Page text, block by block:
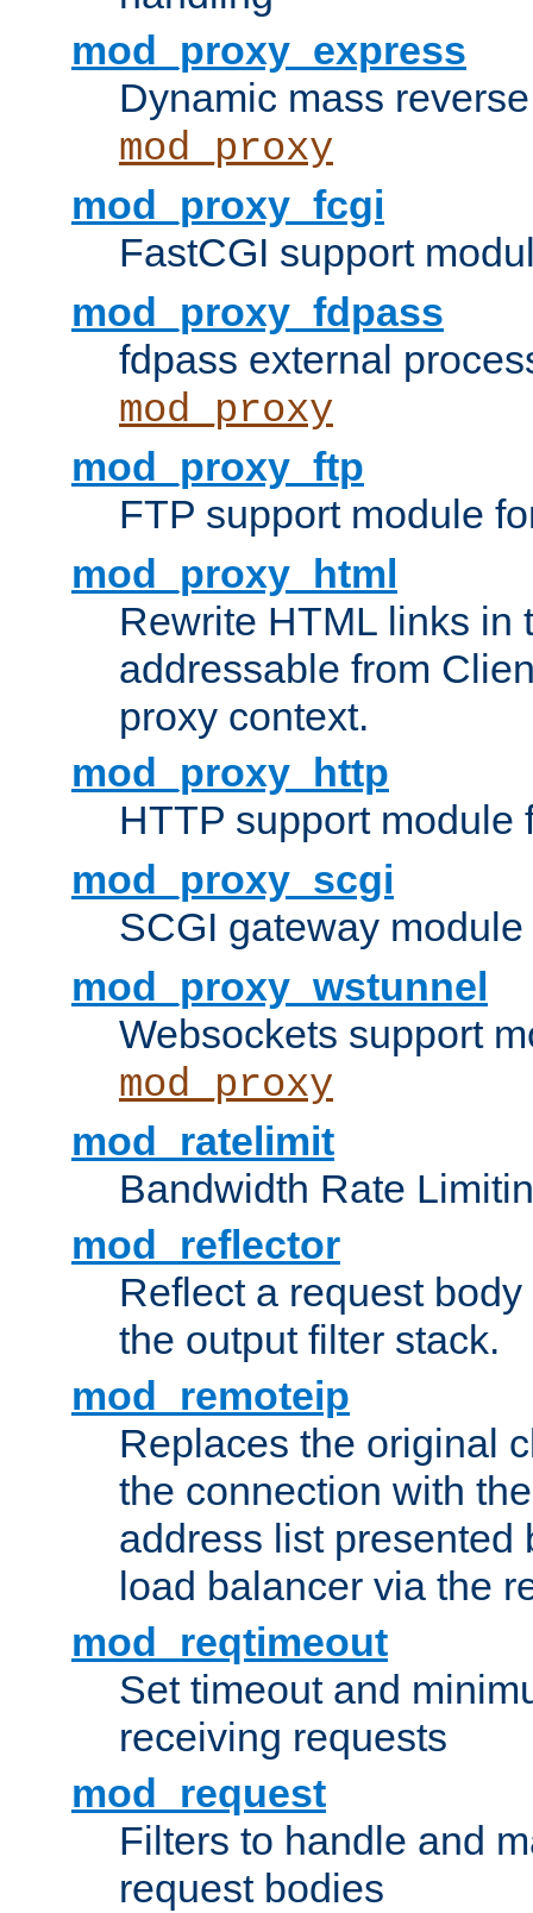
mod_proxy_express
Dynamic mass
mod_proxy
mod_proxy_fcgi
FastCGI support
mod_proxy_fdpass
fdpass external
mod_proxy
mod_proxy_ftp
FTP support module
mod_proxy_html
Rewrite HTML links in
addressable from
proxy context.
mod_proxy_http
HTTP support module
mod_proxy_scgi
SCGI gateway
mod_proxy_wstunnel
Websockets support
mod_proxy
mod_ratelimit
Bandwidth Rate
mod_reflector
Reflect a request
the output filter stack.
mod_remoteip
Replaces the original
the connection with
address list presented
load balancer via the
mod_reqtimeout
Set timeout and
receiving requests
mod_request
Filters to handle and
request bodies